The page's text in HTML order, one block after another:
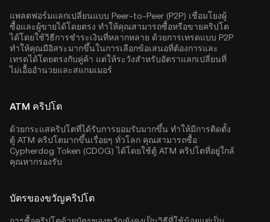
แพลตฟอร์มแลกเปลี่ยนแบบ Peer-to-Peer (P2P) เชื่อมโยงผู้
ซื้อและผู้ขายได้โดยตรง ทำให้คุณสามารถซื้อหรือขายคริปโต
ได้โดยใช้วิธีการชำระเงินที่หลากหลาย ด้วยการเทรดแบบ P2P
ทำให้คุณมีอิสระมากขึ้นในการเลือกข้อเสนอที่ต้องการและ
เทรดได้โดยตรงกับคู่ค้า แต่ให้ระวังสำหรับอัตราแลกเปลี่ยนที่
ไม่เอื้ออำนวยและสแกมเมอร์
ATM คริปโต
ด้วยกระแสคริปโตที่ได้รับการยอมรับมากขึ้น ทำให้มีการติดตั้ง
ตู้ ATM คริปโตมากขึ้นเรื่อยๆ ทั่วโลก คุณสามารถซื้อ
Cypherdog Token (CDOG) ได้โดยใช้ตู้ ATM คริปโตที่อยู่ใกล้
คุณหากรองรับ
บัตรของขวัญคริปโต